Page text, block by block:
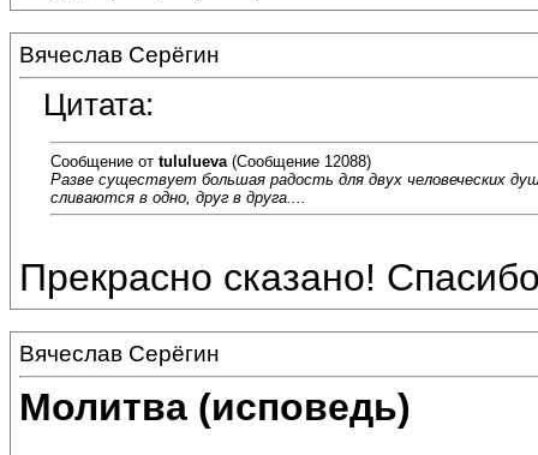
Вячеслав Серёгин
Цитата:
Сообщение от tululueva (Сообщение 12088)
Разве существует большая радость для двух человеческих
сливаются в одно, друг в друга....
Прекрасно сказано!
Вячеслав Серёгин
Молитва (исповедь)